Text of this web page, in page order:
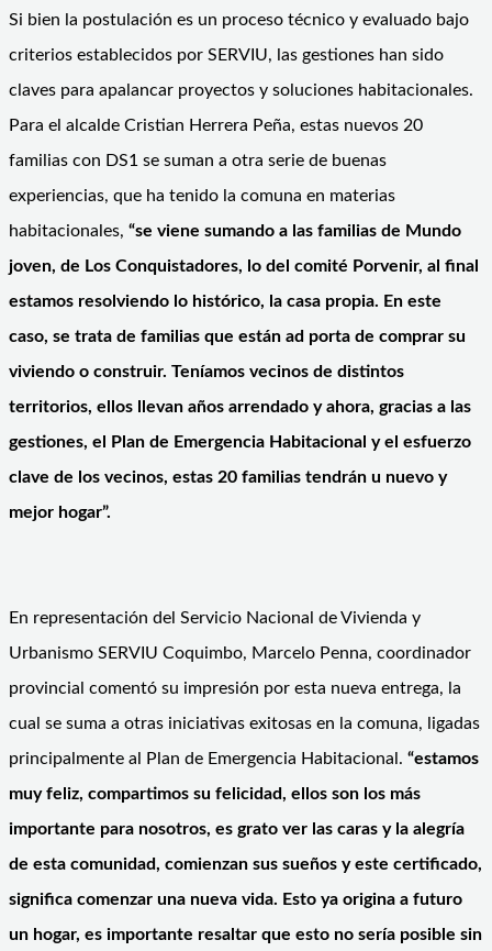
Si bien la postulación es un proceso técnico y evaluado bajo
criterios establecidos por SERVIU, las gestiones han sido
claves para apalancar proyectos y soluciones habitacionales.
Para el alcalde Cristian Herrera Peña, estas nuevos 20
familias con DS1 se suman a otra serie de buenas
experiencias, que ha tenido la comuna en materias
habitacionales, “se viene sumando a las familias de Mundo
joven, de Los Conquistadores, lo del comité Porvenir, al final
estamos resolviendo lo histórico, la casa propia. En este
caso, se trata de familias que están ad porta de comprar su
viviendo o construir. Teníamos vecinos de distintos
territorios, ellos llevan años arrendado y ahora, gracias a las
gestiones, el Plan de Emergencia Habitacional y el esfuerzo
clave de los vecinos, estas 20 familias tendrán u nuevo y
mejor hogar”.
En representación del Servicio Nacional de Vivienda y
Urbanismo SERVIU Coquimbo, Marcelo Penna, coordinador
provincial comentó su impresión por esta nueva entrega, la
cual se suma a otras iniciativas exitosas en la comuna, ligadas
principalmente al Plan de Emergencia Habitacional. “estamos
muy feliz, compartimos su felicidad, ellos son los más
importante para nosotros, es grato ver las caras y la alegría
de esta comunidad, comienzan sus sueños y este certificado,
significa comenzar una nueva vida. Esto ya origina a futuro
un hogar, es importante resaltar que esto no sería posible sin